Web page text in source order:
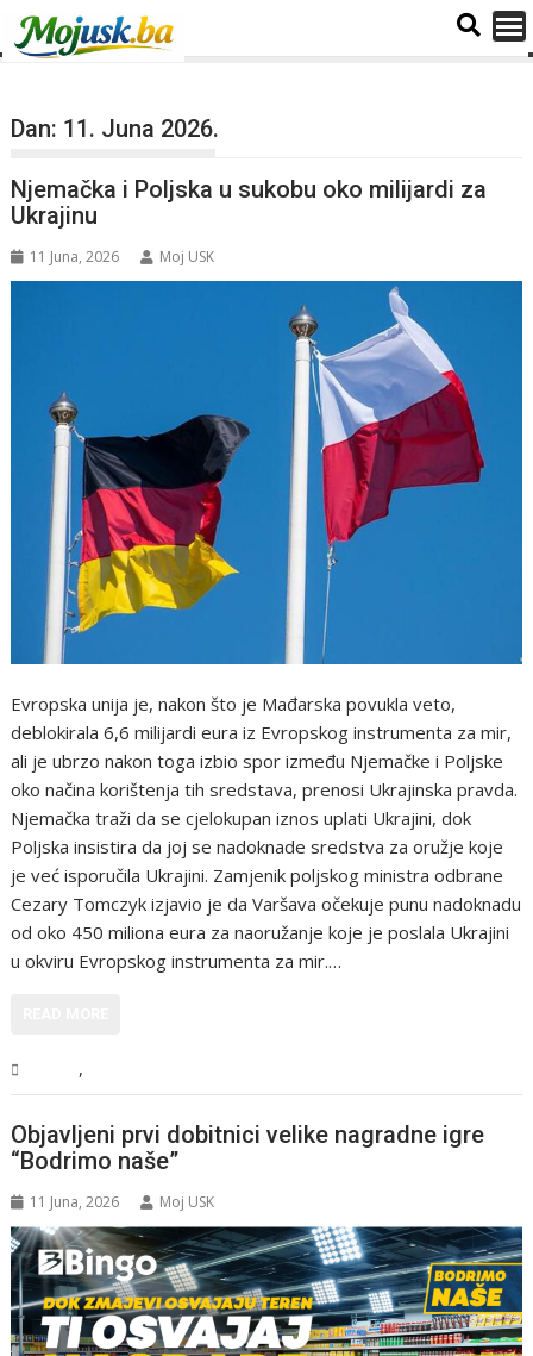
Dan: 11. Juna 2026.
Njemačka i Poljska u sukobu oko milijardi za
Ukrajinu
11 Juna, 2026 Moj USK
Evropska unija je, nakon što je Mađarska povukla veto,
deblokirala 6,6 milijardi eura iz Evropskog instrumenta za mir,
ali je ubrzo nakon toga izbio spor između Njemačke i Poljske
oko načina korištenja tih sredstava, prenosi Ukrajinska pravda.
Njemačka traži da se cjelokupan iznos uplati Ukrajini, dok
Poljska insistira da joj se nadoknade sredstva za oružje koje
je već isporučila Ukrajini. Zamjenik poljskog ministra odbrane
Cezary Tomczyk izjavio je da Varšava očekuje punu nadoknadu
od oko 450 miliona eura za naoružanje koje je poslala Ukrajini
u okviru Evropskog instrumenta za mir.…
,
Objavljeni prvi dobitnici velike nagradne igre
“Bodrimo naše”
11 Juna, 2026 Moj USK